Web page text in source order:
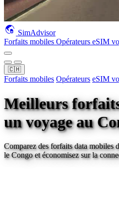
SimAdvisor
Forfaits mobiles Opérateurs eSIM
🇨🇭
Forfaits mobiles Opérateurs eSIM
Meilleurs
un voyageau
Comparez des forfaits data mobiles
le Congoet économisez sur la